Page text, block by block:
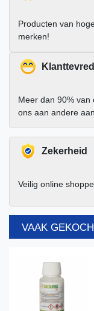
Producten van
merken!
Meer dan 90% van
ons aan andere
Zekerheid
Veilig online
VAAK